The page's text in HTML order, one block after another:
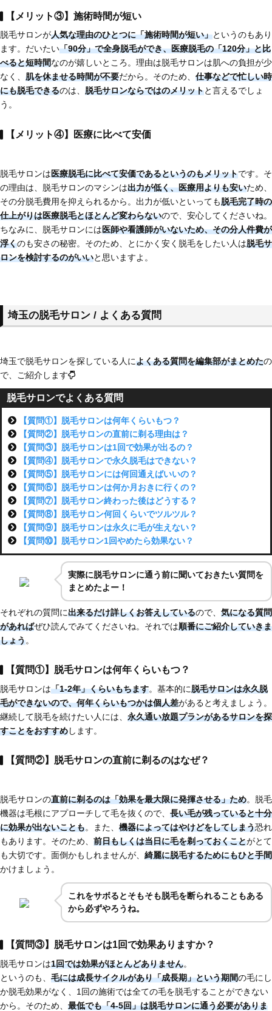
【メリット③】施術時間が短い
脱毛サロンが人気な理由のひとつに「施術時間が短い」というのもあり
ます。だいたい「90分」で全身脱毛ができ、医療脱毛の「120分」と比
べると短時間なのが嬉しいところ。理由は脱毛サロンは肌への負担が少
なく、 肌を休ませる時間が不要だから。そのため、 仕事などで忙しい時
にも脱毛できるのは、 脱毛サロンならではのメリットと言えるでしょ
う。
【メリット④】医療に比べて安価
脱毛サロンは医療脱毛に比べて安価であるというのもメリットです。そ
の理由は、脱毛サロンのマシンは出力が低く、医療用よりも安いため、
その分脱毛費用を抑えられるから。出力が低いといっても脱毛完了時の
仕上がりは医療脱毛とほとんど変わらないので、安心してくださいね。
ちなみに、脱毛サロンには医師や看護師がいないため、その分人件費が
浮くのも安さの秘密。そのため、とにかく安く脱毛をしたい人は脱毛サ
ロンを検討するのがいいと思いますよ。
埼玉の脱毛サロン / よくある質問
埼玉で脱毛サロンを探している人によくある質問を編集部がまとめたの
で、ご紹介します
脱毛サロンでよくある質問
【質問①】脱毛サロンは何年くらいもつ？
【質問②】脱毛サロンの直前に剃る理由は？
【質問③】脱毛サロンは1回で効果が出るの？
【質問④】脱毛サロンで永久脱毛はできない？
【質問⑤】脱毛サロンには何回通えばいいの？
【質問⑥】脱毛サロンは何か月おきに行くの？
【質問⑦】脱毛サロン終わった後はどうする？
【質問⑧】脱毛サロン何回くらいでツルツル？
【質問⑨】脱毛サロンは永久に毛が生えない？
【質問⑩】脱毛サロン1回やめたら効果ない？
実際に脱毛サロンに通う前に聞いておきたい質問を
まとめたよー！
それぞれの質問に出来るだけ詳しくお答えしているので、 気になる質問
があればぜひ読んでみてくださいね。それでは順番にご紹介していきま
しょう。
【質問①】脱毛サロンは何年くらいもつ？
脱毛サロンは「1-2年」くらいもちます。基本的に脱毛サロンは永久脱
毛ができないので、何年くらいもつかは個人差があると考えましょう。
継続して脱毛を続けたい人には、 永久通い放題プランがあるサロンを探
すことをおすすめします。
【質問②】脱毛サロンの直前に剃るのはなぜ？
脱毛サロンの直前に剃るのは「効果を最大限に発揮させる」ため。脱毛
機器は毛根にアプローチして毛を抜くので、 長い毛が残っていると十分
に効果が出ないことも。また、 機器によってはやけどをしてしまう恐れ
もあります。そのため、 前日もしくは当日に毛を剃っておくことがとて
も大切です。面倒かもしれませんが、 綺麗に脱毛するためにもひと手間
かけましょう。
これをサボるとそもそも脱毛を断られることもある
から必ずやろうね。
【質問③】脱毛サロンは1回で効果ありますか？
脱毛サロンは1回では効果がほとんどありません。
というのも、 毛には成長サイクルがあり「成長期」という期間の毛にし
か脱毛効果がなく、1回の施術では全ての毛を脱毛することができない
から。そのため、 最低でも「4-5回」は脱毛サロンに通う必要がありま